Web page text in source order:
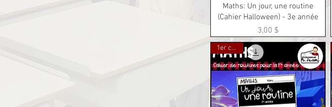
Aperçu rapide
Maths: Un jour, une routine
(Cahier Halloween) - 3e année
Prix
3,00 $
1er cycle